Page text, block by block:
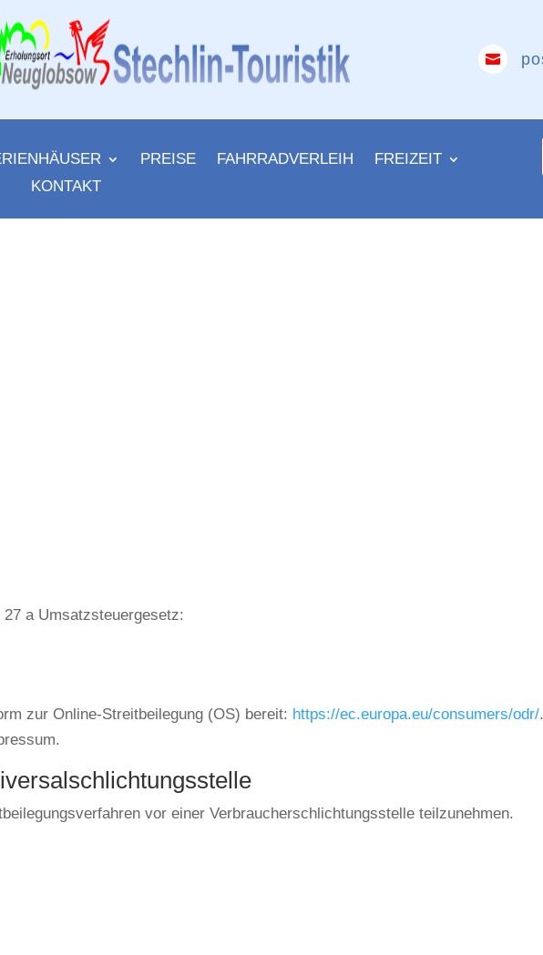

PREISE FAHRRADVERLEIH
FREIZEIT
KONTAKT
a Umsatzsteuergesetz:
zur Online-Streitbeilegung (OS) bereit: https://ec.europa.eu/consumers/odr/.
vor einer Verbraucherschlichtungsstelle teilzunehmen.